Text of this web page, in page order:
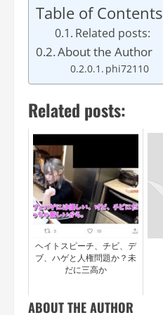
Table of Contents
Related posts:
About the Author
phi72110
Related posts:
ヘイトスピーチ、チビ、デ
ブ、ハゲと人権問題か？未
だに三高か
ABOUT THE AUTHOR